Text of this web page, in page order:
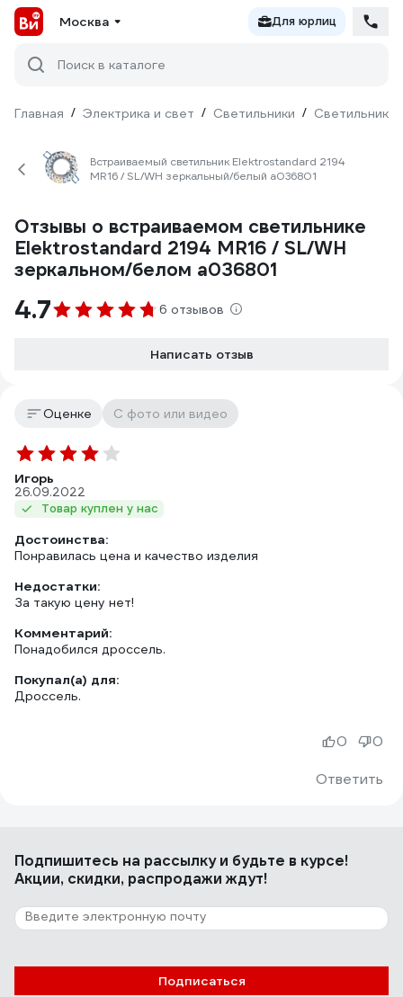
Москва Для юрлиц
Поиск в каталоге
Главная / Электрика и свет / Светильники / Светильники
Встраиваемый светильник Elektrostandard 2194
MR16 / SL/WH зеркальный/белый a036801
Отзывы о встраиваемом светильнике
Elektrostandard 2194 MR16 / SL/WH
зеркальном/белом a036801
4.7 6 отзывов
Написать отзыв
Оценке С фото или видео
Игорь
26.09.2022
Товар куплен у нас
Достоинства:
Понравилась цена и качество изделия
Недостатки:
За такую цену нет!
Комментарий:
Понадобился дроссель.
Покупал(а) для:
Дроссель.
Ответить
0 0
Подпишитесь на рассылкуи будьте в курсе!
Акции, скидки, распродажи ждут!
Подписаться